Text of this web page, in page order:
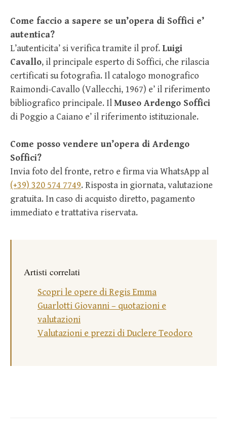
Come faccio a sapere se un’opera di Soffici e’
autentica?
L’autenticita’ si verifica tramite il prof. Luigi
Cavallo, il principale esperto di Soffici, che rilascia
certificati su fotografia. Il catalogo monografico
Raimondi-Cavallo (Vallecchi, 1967) e’ il riferimento
bibliografico principale. IlMuseo Ardengo Soffici
di Poggio a Caiano e’ il riferimento istituzionale.
Come posso vendere un’opera di Ardengo
Soffici?
Invia foto del fronte, retro e firma via WhatsApp al
(+39) 320 574 7749. Risposta in giornata, valutazione
gratuita. In caso di acquisto diretto, pagamento
immediato e trattativa riservata.
Artisti correlati
Scopri le opere di Regis Emma
Guarlotti Giovanni – quotazioni e
valutazioni
Valutazioni e prezzi di Duclere Teodoro